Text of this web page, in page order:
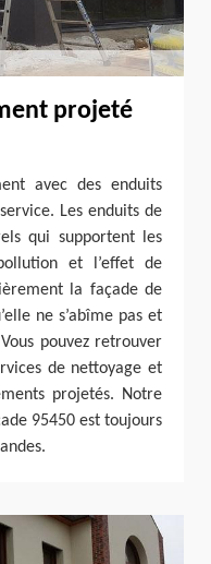
projeté
avec des enduits
Les enduits de
qui supportent les
et l’effet de
la façade de
ne s’abîme pas et
pouvez retrouver
de nettoyage et
projetés. Notre
95450 est toujours